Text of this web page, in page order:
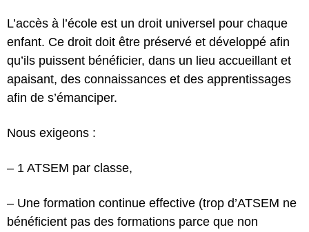
L’accès à l’école est un droit universel pour chaque
enfant. Ce droit doit être préservé et développé afin
qu’ils puissent bénéficier, dans un lieu accueillant et
apaisant, des connaissances et des apprentissages
afin de s’émanciper.
Nous exigeons :
– 1 ATSEM par classe,
– Une formation continue effective (trop d’ATSEM ne
bénéficient pas des formations parce que non